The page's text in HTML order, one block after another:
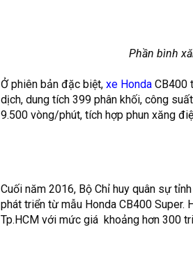
Phần bình
Ở phiên bản đặc biệt, xe Honda CB400
dịch, dung tích 399 phân khối, công
9.500 vòng/phút, tích hợp phun xăng
Cuối năm 2016, Bộ Chỉ huy quân sự
phát triển từ mẫu Honda CB400
Tp.HCM với mức giá khoảng hơn 300